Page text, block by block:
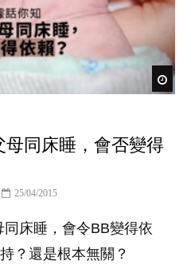
同床睡，會否變得
25/04/2015
床睡，會令BB變得依
？還是根本無關？